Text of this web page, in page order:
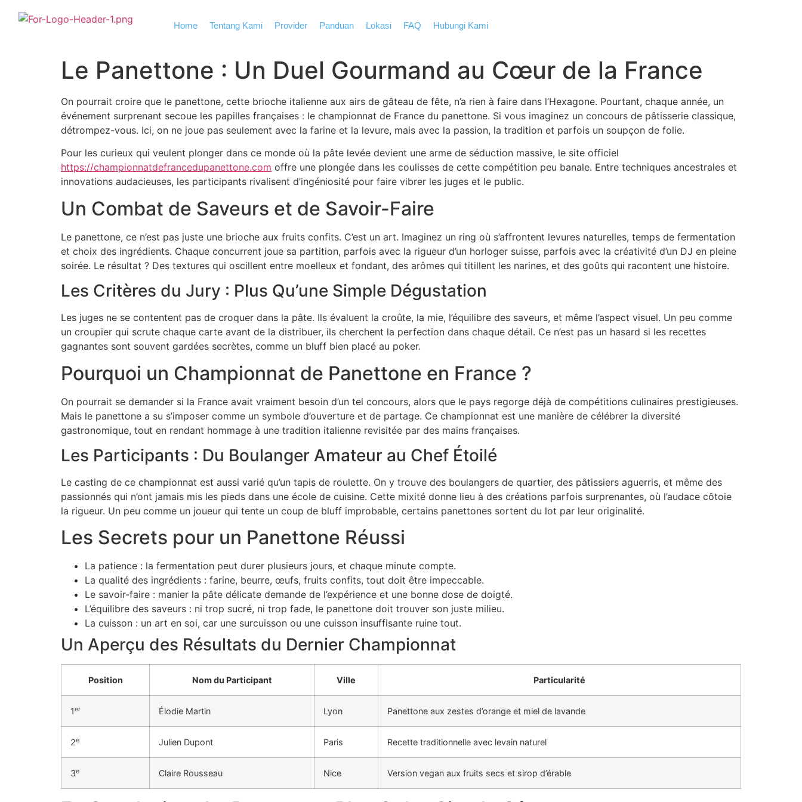
Home Tentang Kami Provider Panduan Lokasi FAQ Hubungi Kami
Le Panettone : Un Duel Gourmand au Cœur de la France
On pourrait croire que le panettone, cette brioche italienne aux airs de gâteau de fête, n’a rien à faire dans l’Hexagone. Pourtant, chaque année, un
événement surprenant secoue les papilles françaises : le championnat de France du panettone. Si vous imaginez un concours de pâtisserie classique,
détrompez-vous. Ici, on ne joue pas seulement avec la farine et la levure, mais avec la passion, la tradition et parfois un soupçon de folie.
Pour les curieux qui veulent plonger dans ce monde où la pâte levée devient une arme de séduction massive, le site officiel
https://championnatdefrancedupanettone.com offre une plongée dans les coulisses de cette compétition peu banale. Entre techniques ancestrales et
innovations audacieuses, les participants rivalisent d’ingéniosité pour faire vibrer les juges et le public.
Un Combat de Saveurs et de Savoir-Faire
Le panettone, ce n’est pas juste une brioche aux fruits confits. C’est un art. Imaginez un ring où s’affrontent levures naturelles, temps de fermentation
et choix des ingrédients. Chaque concurrent joue sa partition, parfois avec la rigueur d’un horloger suisse, parfois avec la créativité d’un DJ en pleine
soirée. Le résultat ? Des textures qui oscillent entre moelleux et fondant, des arômes qui titillent les narines, et des goûts qui racontent une histoire.
Les Critères du Jury : Plus Qu’une Simple Dégustation
Les juges ne se contentent pas de croquer dans la pâte. Ils évaluent la croûte, la mie, l’équilibre des saveurs, et même l’aspect visuel. Un peu comme
un croupier qui scrute chaque carte avant de la distribuer, ils cherchent la perfection dans chaque détail. Ce n’est pas un hasard si les recettes
gagnantes sont souvent gardées secrètes, comme un bluff bien placé au poker.
Pourquoi un Championnat de Panettone en France ?
On pourrait se demander si la France avait vraiment besoin d’un tel concours, alors que le pays regorge déjà de compétitions culinaires prestigieuses.
Mais le panettone a su s’imposer comme un symbole d’ouverture et de partage. Ce championnat est une manière de célébrer la diversité
gastronomique, tout en rendant hommage à une tradition italienne revisitée par des mains françaises.
Les Participants : Du Boulanger Amateur au Chef Étoilé
Le casting de ce championnat est aussi varié qu’un tapis de roulette. On y trouve des boulangers de quartier, des pâtissiers aguerris, et même des
passionnés qui n’ont jamais mis les pieds dans une école de cuisine. Cette mixité donne lieu à des créations parfois surprenantes, où l’audace côtoie
la rigueur. Un peu comme un joueur qui tente un coup de bluff improbable, certains panettones sortent du lot par leur originalité.
Les Secrets pour un Panettone Réussi
La patience : la fermentation peut durer plusieurs jours, et chaque minute compte.
La qualité des ingrédients : farine, beurre, œufs, fruits confits, tout doit être impeccable.
Le savoir-faire : manier la pâte délicate demande de l’expérience et une bonne dose de doigté.
L’équilibre des saveurs : ni trop sucré, ni trop fade, le panettone doit trouver son juste milieu.
La cuisson : un art en soi, car une surcuisson ou une cuisson insuffisante ruine tout.
Un Aperçu des Résultats du Dernier Championnat
Position Nom du Participant Ville Particularité
1er Élodie Martin Lyon Panettone aux zestes d’orange et miel de lavande
2e Julien Dupont Paris Recette traditionnelle avec levain naturel
3e Claire Rousseau Nice Version vegan aux fruits secs et sirop d’érable